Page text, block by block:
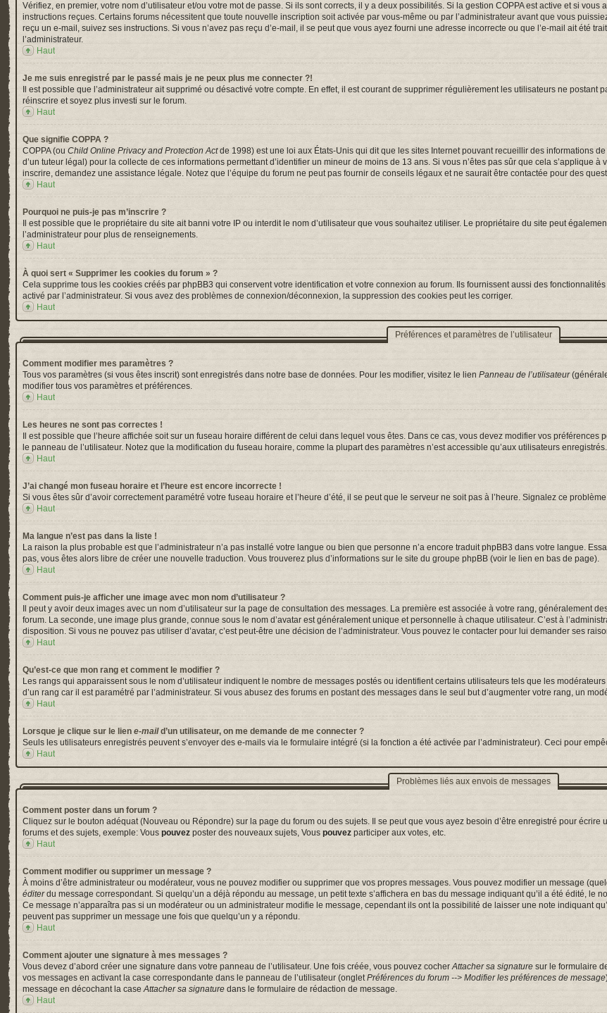
Vérifiez, en premier, votre nom d’utilisateur et/ou votre mot de passe. Si ils sont corrects, il y a deux possibilités. Si la gestion COPPA est active et si
instructions reçues. Certains forums nécessitent que toute nouvelle inscription soit activée par vous-même ou par l’administrateur avant que vous
reçu un e-mail, suivez ses instructions. Si vous n’avez pas reçu d’e-mail, il se peut que vous ayez fourni une adresse incorrecte ou que l’e-mail ait été
l’administrateur.
Haut
Je me suis enregistré par le passé mais je ne peux plus me connecter ?!
Il est possible que l’administrateur ait supprimé ou désactivé votre compte. En effet, il est courant de supprimer régulièrement les utilisateurs ne
réinscrire et soyez plus investi sur le forum.
Haut
Que signifie COPPA ?
COPPA (ou Child Online Privacy and Protection Actde 1998) est une loi aux États-Unis qui dit que les sites Internet pouvant recueillir des informations
d’un tuteur légal) pour la collecte de ces informations permettant d’identifier un mineur de moins de 13 ans. Si vous n’êtes pas sûr que cela s’applique
inscrire, demandez une assistance légale. Notez que l’équipe du forum ne peut pas fournir de conseils légaux et ne saurait être contactée pour des
Haut
Pourquoi ne puis-je pas m’inscrire ?
Il est possible que le propriétaire du site ait banni votre IP ou interdit le nom d’utilisateur que vous souhaitez utiliser. Le propriétaire du site peut
l’administrateur pour plus de renseignements.
Haut
À quoi sert « Supprimer les cookies du forum » ?
Cela supprime tous les cookies créés par phpBB3 qui conservent votre identification et votre connexion au forum. Ils fournissent aussi des
activé par l’administrateur. Si vous avez des problèmes de connexion/déconnexion, la suppression des cookies peut les corriger.
Haut
Préférences et paramètres de l’utilisateur
Comment modifier mes paramètres ?
Tous vos paramètres (si vous êtes inscrit) sont enregistrés dans notre base de données. Pour les modifier, visitez le lien Panneau de l’utilisateur
modifier tous vos paramètres et préférences.
Haut
Les heures ne sont pas correctes !
Il est possible que l’heure affichée soit sur un fuseau horaire différent de celui dans lequel vous êtes. Dans ce cas, vous devez modifier vos
le panneau de l’utilisateur. Notez que la modification du fuseau horaire, comme la plupart des paramètres n’est accessible qu’aux utilisateurs
Haut
J’ai changé mon fuseau horaire et l’heure est encore incorrecte !
Si vous êtes sûr d’avoir correctement paramétré votre fuseau horaire et l’heure d’été, il se peut que le serveur ne soit pas à l’heure. Signalez ce
Haut
Ma langue n’est pas dans la liste !
La raison la plus probable est que l’administrateur n’a pas installé votre langue ou bien que personne n’a encore traduit phpBB3 dans votre langue.
pas, vous êtes alors libre de créer une nouvelle traduction. Vous trouverez plus d’informations sur le site du groupe phpBB (voir le lien en bas de page).
Haut
Comment puis-je afficher une image avec mon nom d’utilisateur ?
Il peut y avoir deux images avec un nom d’utilisateur sur la page de consultation des messages. La première est associée à votre rang, généralement
forum. La seconde, une image plus grande, connue sous le nom d’avatar est généralement unique et personnelle à chaque utilisateur. C’est à
disposition. Si vous ne pouvez pas utiliser d’avatar, c’est peut-être une décision de l’administrateur. Vous pouvez le contacter pour lui demander ses
Haut
Qu’est-ce que mon rang et comment le modifier ?
Les rangs qui apparaissent sous le nom d’utilisateur indiquent le nombre de messages postés ou identifient certains utilisateurs tels que les
d’un rang car il est paramétré par l’administrateur. Si vous abusez des forums en postant des messages dans le seul but d’augmenter votre rang, un
Haut
Lorsque je clique sur le lien e-maild’un utilisateur, on me demande de me connecter ?
Seuls les utilisateurs enregistrés peuvent s’envoyer des e-mails via le formulaire intégré (si la fonction a été activée par l’administrateur). Ceci pour
Haut
Problèmes liés aux envois de messages
Comment poster dans un forum ?
Cliquez sur le bouton adéquat (Nouveau ou Répondre) sur la page du forum ou des sujets. Il se peut que vous ayez besoin d’être enregistré pour
forums et des sujets, exemple: Vous pouvez poster des nouveaux sujets, Vous pouvez participer aux votes, etc.
Haut
Comment modifier ou supprimer un message ?
À moins d’être administrateur ou modérateur, vous ne pouvez modifier ou supprimer que vos propres messages. Vous pouvez modifier un message
éditerdu message correspondant. Si quelqu’un a déjà répondu au message, un petit texte s’affichera en bas du message indiquant qu’il a été édité, le
Ce message n’apparaîtra pas si un modérateur ou un administrateur modifie le message, cependant ils ont la possibilité de laisser une note indiquant
peuvent pas supprimer un message une fois que quelqu’un y a répondu.
Haut
Comment ajouter une signature à mes messages ?
Vous devez d’abord créer une signature dans votre panneau de l’utilisateur. Une fois créée, vous pouvez cocherAttacher sa signature sur le formulaire
vos messages en activant la case correspondante dans le panneau de l’utilisateur (ongletPréférences du forum --> Modifier les préférences de message
message en décochant la caseAttacher sa signature dans le formulaire de rédaction de message.
Haut